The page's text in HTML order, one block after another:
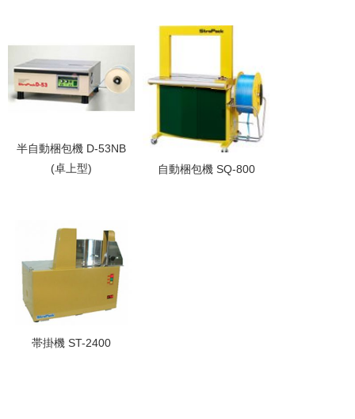
半自動梱包機 D-53NB
(卓上型)
自動梱包機 SQ-800
帯掛機 ST-2400